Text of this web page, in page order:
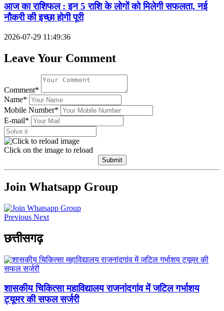
आज का राशिफल : इन 5 राशि के लोगों को मिलेगी सफलता, नई
नौकरी की इच्छा होगी पूरी
2026-07-29 11:49:36
Leave Your Comment
Comment*
Name*
Mobile Number*
E-mail*
Click on the image to reload
Submit
Join Whatsapp Group
Previous Next
छत्तीसगढ़
शासकीय चिकित्सा महाविद्यालय राजनांदगांव में जटिल गर्भाशय
ट्यूमर की सफल सर्जरी